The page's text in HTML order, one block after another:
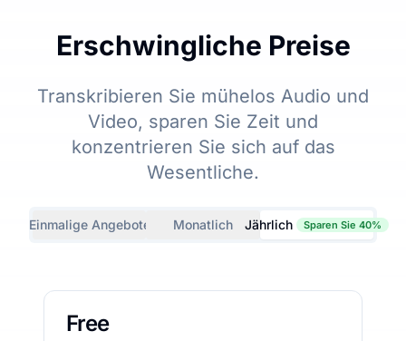
Erschwingliche Preise
Transkribieren Sie mühelos Audio und
Video, sparen Sie Zeit und
konzentrieren Sie sich auf das
Wesentliche.
Einmalige Angebote Monatlich Jährlich Sparen Sie 40%
Free